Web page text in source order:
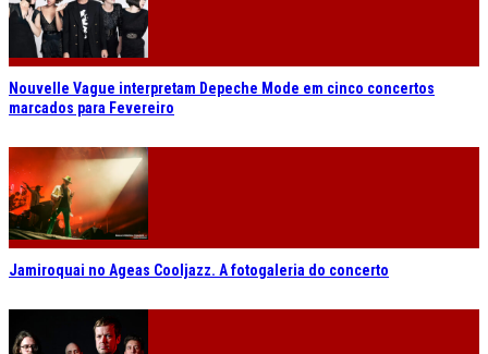
Nouvelle Vague interpretam Depeche Mode em cinco concertos
marcados para Fevereiro
Jamiroquai no Ageas Cooljazz. A fotogaleria do concerto